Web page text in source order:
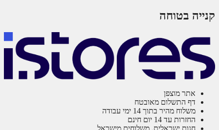
בטוחה
אתר מוצפן
דף התשלום מאובטח
משלוח מהיר בתוך 14 ימי עבודה
החזרות עד 14 יום חינם